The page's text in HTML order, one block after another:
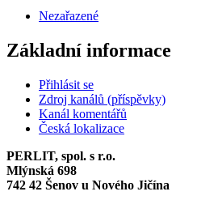
Nezařazené
Základní informace
Přihlásit se
Zdroj kanálů (příspěvky)
Kanál komentářů
Česká lokalizace
PERLIT, spol. s r.o.
Mlýnská 698
742 42 Šenov u Nového Jičína